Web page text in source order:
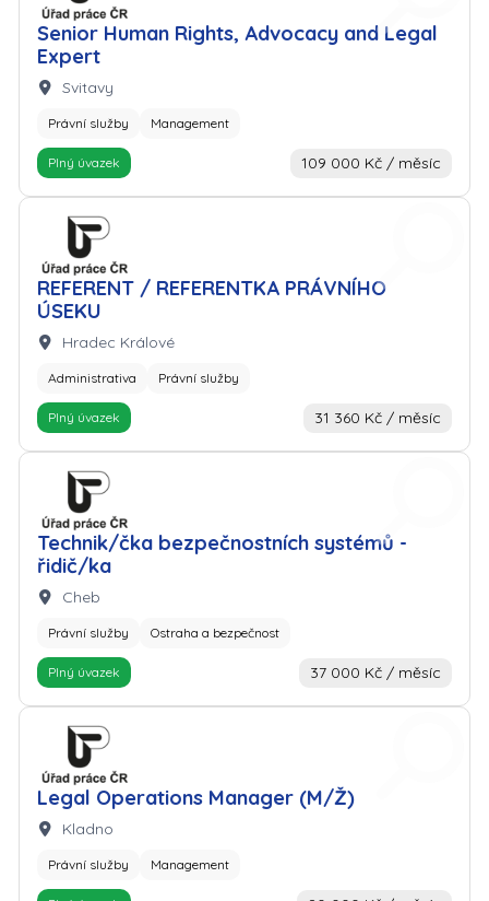
Senior Human Rights, Advocacy and Legal
Expert
Lokalita:
Svitavy
Právní služby Management
Plný úvazek 109 000 Kč / měsíc
REFERENT / REFERENTKA PRÁVNÍHO
ÚSEKU
Zaměstnavatel: Úřad práce
Lokalita:
Hradec Králové
Administrativa Právní služby
Plný úvazek 31 360 Kč / měsíc
Technik/čka bezpečnostních systémů -
řidič/ka
Zaměstnavatel: Úřad práce
Lokalita:
Cheb
Právní služby Ostraha a bezpečnost
Plný úvazek 37 000 Kč / měsíc
Legal Operations Manager (M/Ž)
Zaměstnavatel: Úřad práce
Lokalita:
Kladno
Právní služby Management